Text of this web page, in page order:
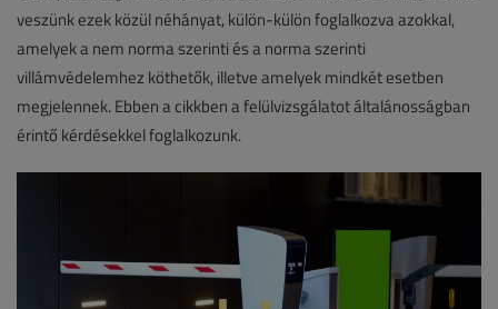
veszünk ezek közül néhányat, külön-külön foglalkozva azokkal,
amelyek a nem norma szerinti és a norma szerinti
villámvédelemhez köthetők, illetve amelyek mindkét esetben
megjelennek. Ebben a cikkben a felülvizsgálatot általánosságban
érintő kérdésekkel foglalkozunk.